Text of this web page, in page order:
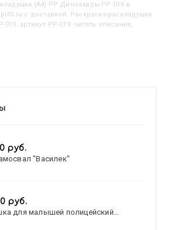
(А4) РР Динозавры РР-019 в
с доставкой. Раскраска-раскладушка
артикул РР-019: читать описание,
руб.
"Василек"
руб.
для малышей полицейский